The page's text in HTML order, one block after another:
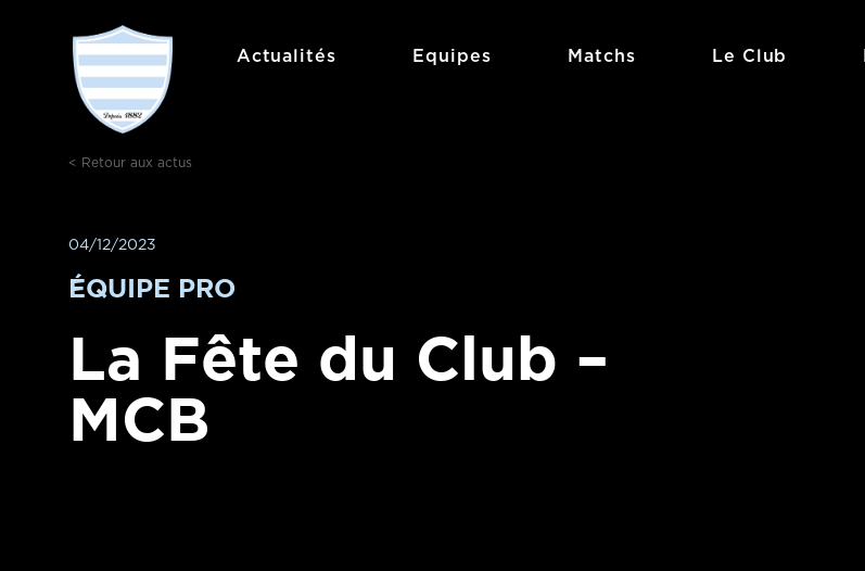
Actualités Equipes Matchs Le Club
< Retour aux actus
04/12/2023
ÉQUIPE PRO
La Fête du Club –
MCB